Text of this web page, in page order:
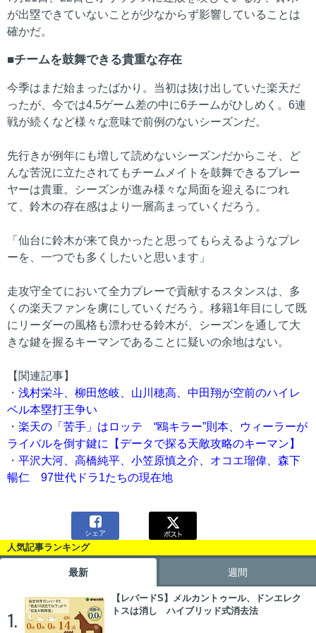
が出塁できていないことが少なからず影響していることは
確かだ。
チームを鼓舞できる貴重な存在
今季はまだ始まったばかり。当初は抜け出していた楽天だ
ったが、今では4.5ゲーム差の中に6チームがひしめく。6連
戦が続くなど様々な意味で前例のないシーズンだ。
先行きが例年にも増して読めないシーズンだからこそ、ど
んな苦況に立たされてもチームメイトを鼓舞できるプレー
ヤーは貴重。シーズンが進み様々な局面を迎えるにつれ
て、鈴木の存在感はより一層高まっていくだろう。
「仙台に鈴木が来て良かったと思ってもらえるようなプレ
ーを、一つでも多くしたいと思います」
走攻守全てにおいて全力プレーで貢献するスタンスは、多
くの楽天ファンを虜にしていくだろう。移籍1年目にして既
にリーダーの風格も漂わせる鈴木が、シーズンを通して大
きな鍵を握るキーマンであることに疑いの余地はない。
【関連記事】
・ 浅村栄斗、柳田悠岐、山川穂高、中田翔が空前のハイレ
ベル本塁打王争い
・ 楽天の「苦手」はロッテ “鴎キラー”則本、ウィーラーが
ライバルを倒す鍵に【データで探る天敵攻略のキーマン】
・ 平沢大河、高橋純平、小笠原慎之介、オコエ瑠偉、森下
暢仁 97世代ドラ1たちの現在地

シェア
人気記事ランキング
最新 週間
1.
【レパードS】メルカントゥール、ドンエレク
トスは消し ハイブリッド式消去法